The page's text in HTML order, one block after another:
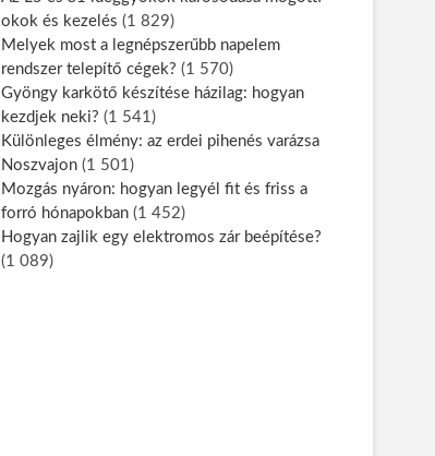
okok és kezelés (1 829)
Melyek most a legnépszerűbb napelem
rendszer telepítő cégek? (1 570)
Gyöngy karkötő készítése házilag: hogyan
kezdjek neki? (1 541)
Különleges élmény: az erdei pihenés varázsa
Noszvajon (1 501)
Mozgás nyáron: hogyan legyél fit és friss a
forró hónapokban (1 452)
Hogyan zajlik egy elektromos zár beépítése?
(1 089)